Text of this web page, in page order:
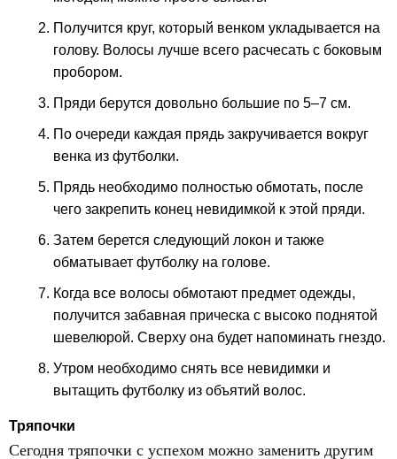
Получится круг, который венком укладывается на
голову. Волосы лучше всего расчесать с боковым
пробором.
Пряди берутся довольно большие по 5–7 см.
По очереди каждая прядь закручивается вокруг
венка из футболки.
Прядь необходимо полностью обмотать, после
чего закрепить конец невидимкой к этой пряди.
Затем берется следующий локон и также
обматывает футболку на голове.
Когда все волосы обмотают предмет одежды,
получится забавная прическа с высоко поднятой
шевелюрой. Сверху она будет напоминать гнездо.
Утром необходимо снять все невидимки и
вытащить футболку из объятий волос.
Тряпочки
Сегодня тряпочки с успехом можно заменить другим